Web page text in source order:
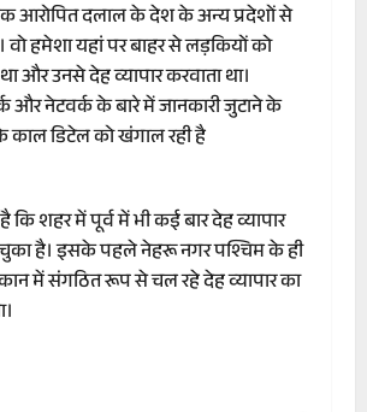
आरोपित दलाल के देश के अन्य प्रदेशों से
वो हमेशा यहां पर बाहर से लड़कियों को
और उनसे देह व्यापार करवाता था।
और नेटवर्क के बारे में जानकारी जुटाने के
डिटेल को खंगाल रही है
शहर में पूर्व में भी कई बार देह व्यापार
चुका है। इसके पहले नेहरू नगर पश्चिम के ही
में संगठित रूप से चल रहे देह व्यापार का